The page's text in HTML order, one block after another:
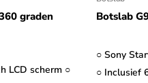
graden
LCD scherm ○
Botslab
○ Sony
○ Inclusief